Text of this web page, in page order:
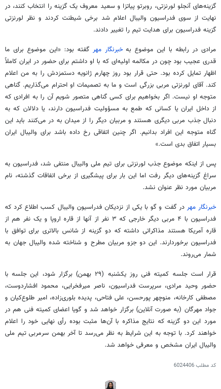
گزینه‌های آنجلو لورنزتی، روبرتو پیاتزا و سعید معروف یک گزینه را انتخاب کنند، در
نهایت از سوی فدراسیون والیبال اعلام شد برخی شیطنت کردند و نظر لورنزتی
گزینه فدراسیون برای هدایت تیم را تغییر دادند.
مرادی در رابطه با این موضوع بهخبرنگار مهر گفته بود: «این موضوع برای ما
قدری عجیب بود چون در مکالمه اولیه‌ای که با او داشتم برای حضور در ایران کاملاً
اظهار تمایل کرده بود. حتی قرار بود روز چهارم ژانویه دستمزدش را به من اعلام
کند. آقای لورنزتی مربی بزرگی است و ما به تصمیمات او احترام می‌گذاریم. گناهی
متوجه او نیست. اگر بخواهیم برای کسی گناهی متصور شویم آن را به افرادی که
از داخل ایران یا کسانی که طمع به مسؤولیت فدراسیون دارند، یا دلالان که به
دنبال جذب مربی دیگری هستند و مربیان دیگر را از میدان به در می‌کنند باید این
گناه متوجه این افراد بدانیم. اگر چنین اتفاقی رخ داده باشد برای والیبال ایران
بسیار اتفاق بدی است.»
پس از اینکه موضوع جذب لورنزتی برای تیم ملی والیبال منتفی شد، فدراسیون به
سراغ گزینه‌های دیگر رفت اما این بار برای پیشگیری از برخی اتفاقات گذشته، نام
مربیان مورد نظر عنوان نشد.
خبرنگار مهر در گفت و گو با یکی از نزدیکان فدراسیون والیبال کسب اطلاع کرد که
فدراسیون با ۴ مربی دیگر خارجی که ۳ نفر از آنها از قاره اروپا و یک نفر هم از
قاره آمریکا هستند مذاکراتی داشته که دو گزینه از شانس بالاتری برای توافق با
فدراسیون برخوردارند. این دو جزو مربیان مطرح و شناخته شده والیبال جهان به
شمار می‌روند.
قرار است جلسه کمیته فنی روز یکشنبه (۲۹ بهمن) برگزار شود، این جلسه با
حضور وحید مرادی، سرپرست فدراسیون، ناصر میرفخرایی، محمود افشاردوست،
مصطفی کارخانه، منوچهر پورحسن، علی فتاحی، پدیده بلوری‌زاده، امیر طلوع‌کیان و
جواد مهرگان (به صورت آنلاین) برگزار خواهد شد و گویا اعضای کمیته فنی هم در
مورد این دو گزینه که نتایج مذاکره با آن‌ها مثبت بوده رأی نهایی خود را اعلام
خواهند کرد. با توجه به این شرایط به نظر می‌رسد تا آخر بهمن سرمربی تیم ملی
والیبال ایران مشخص و معرفی خواهد شد.
کد مطلب6024406